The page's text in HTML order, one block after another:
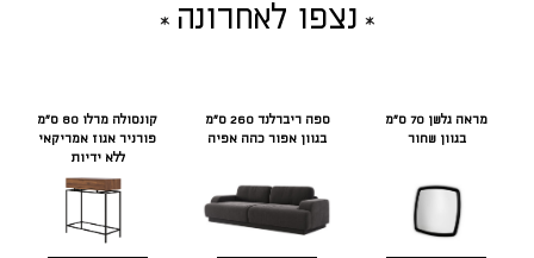
נצפו לאחרונה
מראה גלשן 70 ס"מ
בגוון שחור
ספה ריברלנד 260 ס"מ
בגוון אפור כהה אפיה
קונסולה מרלו 80 ס"מ
פורניר אגוז אמריקאי
ללא ידיות